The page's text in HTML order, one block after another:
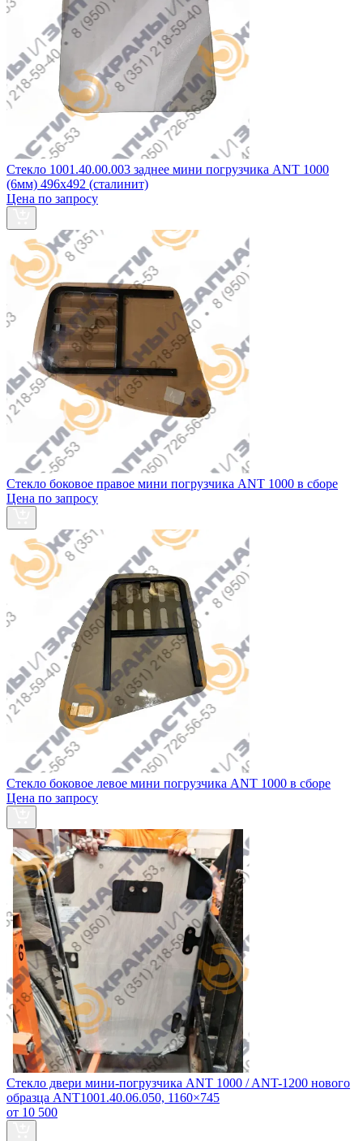
Стекло 1001.40.00.003 заднее мини погрузчика ANT 1000
(6мм) 496х492 (сталинит)
Цена по запросу
Стекло боковое правое мини погрузчика ANT 1000 в сборе
Цена по запросу
Стекло боковое левое мини погрузчика ANT 1000 в сборе
Цена по запросу
Стекло двери мини-погрузчика ANT 1000 / ANT-1200 нового
образца ANT1001.40.06.050, 1160×745
от 10 500